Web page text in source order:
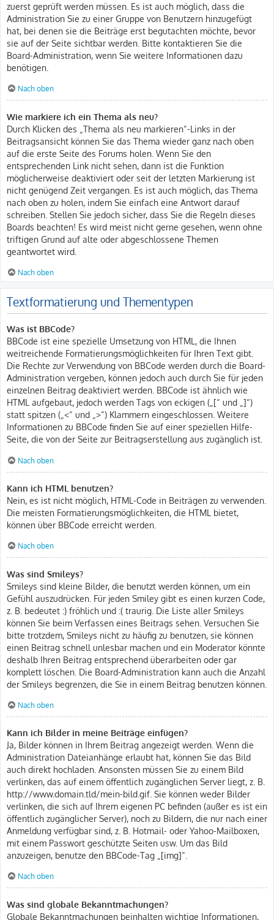
zuerst geprüft werden müssen. Es ist auch möglich, dass die
Administration Sie zu einer Gruppe von Benutzern hinzugefügt
hat, bei denen sie die Beiträge erst begutachten möchte, bevor
sie auf der Seite sichtbar werden. Bitte kontaktieren Sie die
Board-Administration, wenn Sie weitere Informationen dazu
benötigen.
Nach oben
Wie markiere ich ein Thema als neu?
Durch Klicken des „Thema als neu markieren“-Links in der
Beitragsansicht können Sie das Thema wieder ganz nach oben
auf die erste Seite des Forums holen. Wenn Sie den
entsprechenden Link nicht sehen, dann ist die Funktion
möglicherweise deaktiviert oder seit der letzten Markierung ist
nicht genügend Zeit vergangen. Es ist auch möglich, das Thema
nach oben zu holen, indem Sie einfach eine Antwort darauf
schreiben. Stellen Sie jedoch sicher, dass Sie die Regeln dieses
Boards beachten! Es wird meist nicht gerne gesehen, wenn ohne
triftigen Grund auf alte oder abgeschlossene Themen
geantwortet wird.
Nach oben
Textformatierung und Thementypen
Was ist BBCode?
BBCode ist eine spezielle Umsetzung von HTML, die Ihnen
weitreichende Formatierungsmöglichkeiten für Ihren Text gibt.
Die Rechte zur Verwendung von BBCode werden durch die Board-
Administration vergeben, können jedoch auch durch Sie für jeden
einzelnen Beitrag deaktiviert werden. BBCode ist ähnlich wie
HTML aufgebaut, jedoch werden Tags von eckigen („[“ und „]“)
statt spitzen („<“ und „>“) Klammern eingeschlossen. Weitere
Informationen zu BBCode finden Sie auf einer speziellen Hilfe-
Seite, die von der Seite zur Beitragserstellung aus zugänglich ist.
Nach oben
Kann ich HTML benutzen?
Nein, es ist nicht möglich, HTML-Code in Beiträgen zu verwenden.
Die meisten Formatierungsmöglichkeiten, die HTML bietet,
können über BBCode erreicht werden.
Nach oben
Was sind Smileys?
Smileys sind kleine Bilder, die benutzt werden können, um ein
Gefühl auszudrücken. Für jeden Smiley gibt es einen kurzen Code,
z. B. bedeutet :) fröhlich und :( traurig. Die Liste aller Smileys
können Sie beim Verfassen eines Beitrags sehen. Versuchen Sie
bitte trotzdem, Smileys nicht zu häufig zu benutzen, sie können
einen Beitrag schnell unlesbar machen und ein Moderator könnte
deshalb Ihren Beitrag entsprechend überarbeiten oder gar
komplett löschen. Die Board-Administration kann auch die Anzahl
der Smileys begrenzen, die Sie in einem Beitrag benutzen können.
Nach oben
Kann ich Bilder in meine Beiträge einfügen?
Ja, Bilder können in Ihrem Beitrag angezeigt werden. Wenn die
Administration Dateianhänge erlaubt hat, können Sie das Bild
auch direkt hochladen. Ansonsten müssen Sie zu einem Bild
verlinken, das auf einem öffentlich zugänglichen Server liegt, z. B.
http://www.domain.tld/mein-bild.gif. Sie können weder Bilder
verlinken, die sich auf Ihrem eigenen PC befinden (außer es ist ein
öffentlich zugänglicher Server), noch zu Bildern, die nur nach einer
Anmeldung verfügbar sind, z. B. Hotmail- oder Yahoo-Mailboxen,
mit einem Passwort geschützte Seiten usw. Um das Bild
anzuzeigen, benutze den BBCode-Tag „[img]“.
Nach oben
Was sind globale Bekanntmachungen?
Globale Bekanntmachungen beinhalten wichtige Informationen,